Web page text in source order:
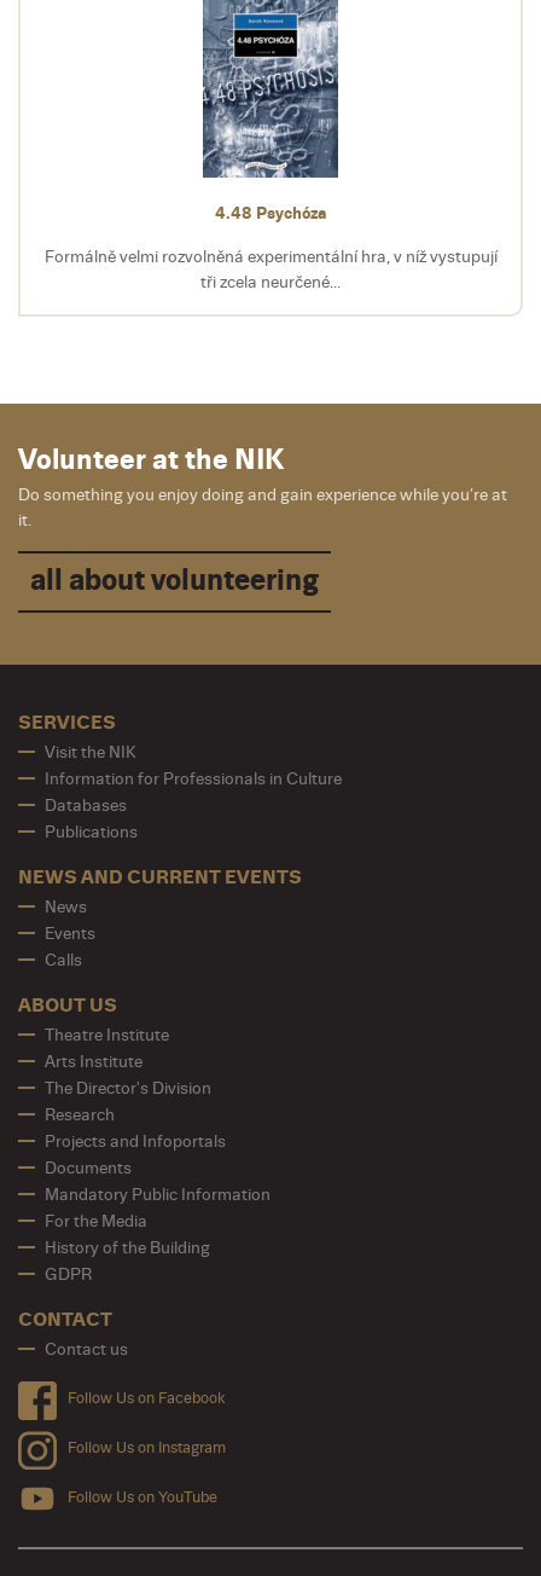
4.48 Psychóza
Formálně velmi rozvolněná experimentální hra, v níž vystupují
tři zcela neurčené...
Volunteer at the NIK
Do something you enjoy doing and gain experience while you’re at
it.
all about volunteering
SERVICES
Visit the NIK
Information for Professionals in Culture
Databases
Publications
NEWS AND CURRENT EVENTS
News
Events
Calls
ABOUT US
Theatre Institute
Arts Institute
The Director's Division
Research
Projects and Infoportals
Documents
Mandatory Public Information
For the Media
History of the Building
GDPR
CONTACT
Contact us
Follow Us on Facebook
Follow Us on Instagram
Follow Us on YouTube